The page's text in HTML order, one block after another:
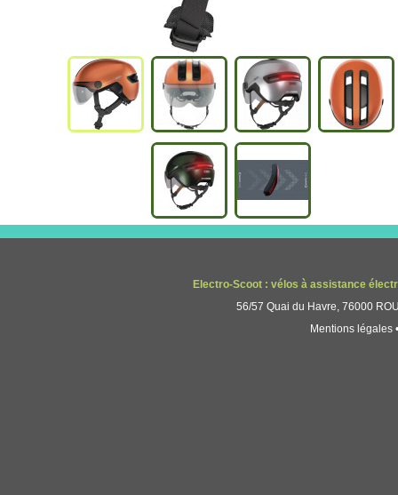
Electro-Scoot : vélos à assistance
56/57 Quai du Havre, 76000
Mentions légales